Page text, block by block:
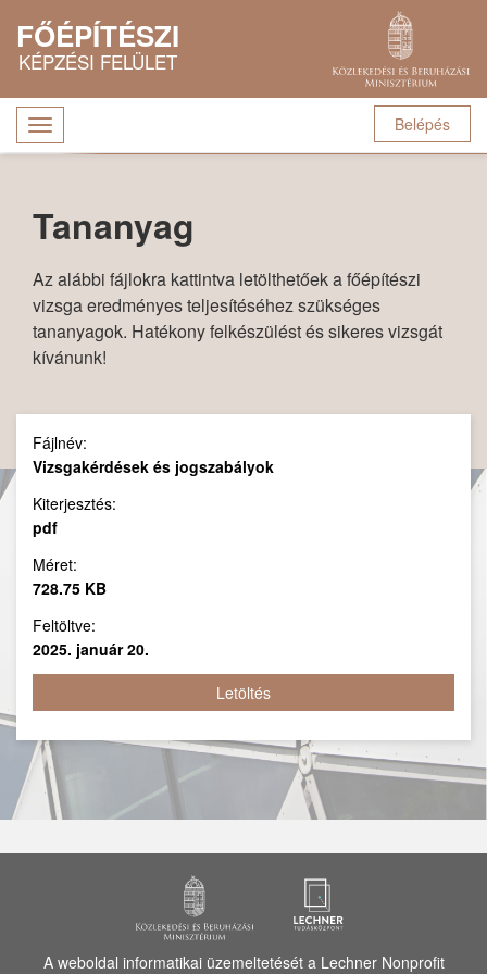
FŐÉPÍTÉSZI
KÉPZÉSI FELÜLET
Navigáció
átkapcsolása
Belépés
Tananyag
Az alábbi fájlokra kattintva letölthetőek a főépítészi
vizsga eredményes teljesítéséhez szükséges
tananyagok. Hatékony felkészülést és sikeres vizsgát
kívánunk!
Fájlnév:
Vizsgakérdések és jogszabályok
Kiterjesztés:
pdf
Méret:
728.75 KB
Feltöltve:
2025. január 20.
Letöltés
A weboldal informatikai üzemeltetését a Lechner Nonprofit